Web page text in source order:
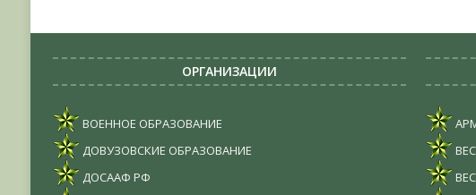
ОРГАНИЗАЦИИ
ВОЕННОЕ ОБРАЗОВАНИЕ
ДОВУЗОВСКИЕ ОБРАЗОВАНИЕ
ДОСААФ РФ